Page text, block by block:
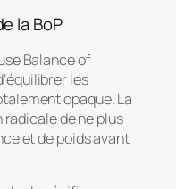
la BoP
Balance of
les
opaque. La
radicale de ne plus
et de poids avant